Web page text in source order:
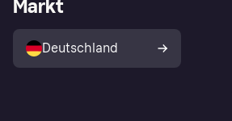
Markt
Deutschland